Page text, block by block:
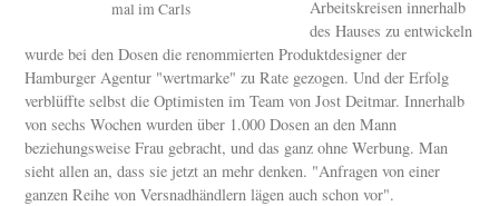
mal im Carls
Arbeitskreisen innerhalb
des Hauses zu entwickeln
wurde bei den Dosen die renommierten Produktdesigner der
Hamburger Agentur "wertmarke" zu Rate gezogen. Und der Erfolg
verblüffte selbst die Optimisten im Team von Jost Deitmar. Innerhalb
von sechs Wochen wurden über 1.000 Dosen an den Mann
beziehungsweise Frau gebracht, und das ganz ohne Werbung. Man
sieht allen an, dass sie jetzt an mehr denken. "Anfragen von einer
ganzen Reihe von Versnadhändlern lägen auch schon vor".